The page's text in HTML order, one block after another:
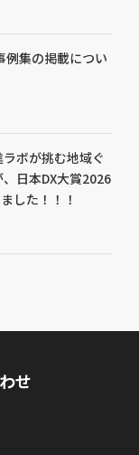
例集の掲載につい
ラボが挑む地域ぐ
日本DX大賞2026
した！！！
せ